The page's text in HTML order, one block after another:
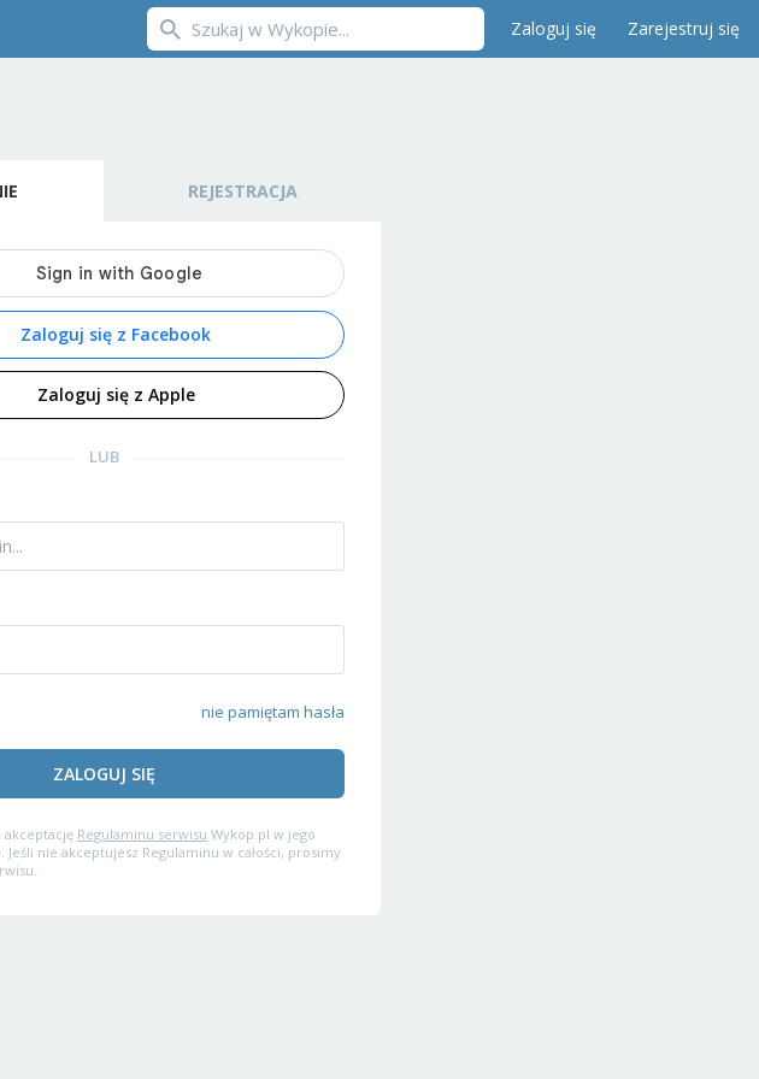
Zaloguj się Zarejestruj się
REJESTRACJA
Zaloguj się z Facebook
Zaloguj się z Apple
LUB
nie pamiętam hasła
ZALOGUJ SIĘ
akceptację Regulaminu serwisu Wykop.pl w jego
nie akceptujesz Regulaminu w całości, prosimy